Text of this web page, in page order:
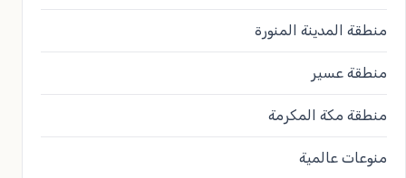
منطقة المدينة المنورة
منطقة عسير
منطقة مكة المكرمة
منوعات عالمية